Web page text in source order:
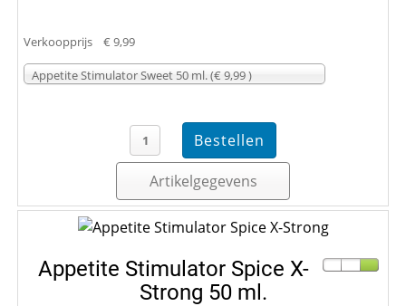
Verkoopprijs € 9,99
Appetite Stimulator Sweet 50 ml. (€ 9,99 )
Artikelgegevens
Appetite Stimulator Spice X-
Strong 50 ml.